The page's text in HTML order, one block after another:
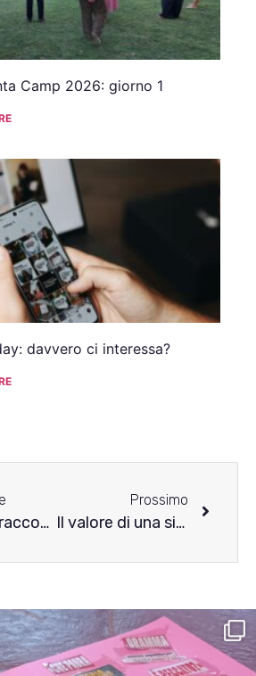
Camp 2026: giorno 1
davvero ci interessa?
Animenta racconta i disturbi alimentari – la storia di Lorenza
Prossimo
Il valore di una singola giornata – una riflessione di Anais